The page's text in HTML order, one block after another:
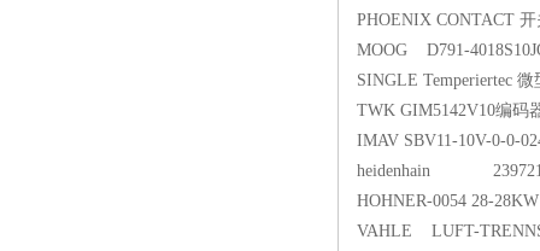
PHOENIX CONTACT
MOOG D791-
SINGLE Temperiertec
TWK GIM5142V10编码
IMAV SBV11-10V-0-0-
heidenhain 239721-
HOHNER-0054 28-
VAHLE LUFT-